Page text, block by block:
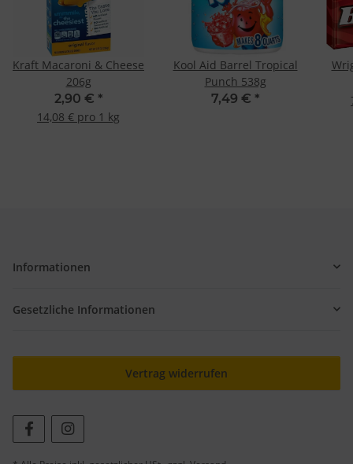
Kraft Macaroni & Cheese
206g
2,90 € *
14,08 € pro 1 kg
Kool Aid Barrel Tropical
Punch 538g
7,49 € *
Informationen
Gesetzliche Informationen
Vertrag widerrufen